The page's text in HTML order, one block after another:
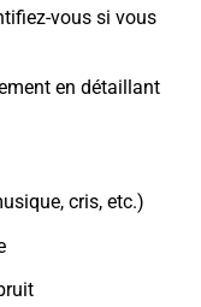
vous si vous
en détaillant
cris, etc.)